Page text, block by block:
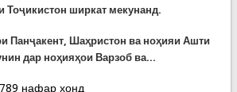
Тоҷикистон ширкат мекунанд.
Панҷакент, Шаҳристон ва ноҳияи Ашти
дар ноҳияҳои Варзоб ва...
ҷаласаҳои ҷамъбастии Комиссияҳои
нафар хонд